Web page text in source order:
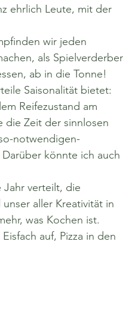
ehrlich Leute, mit der
wir jeden
als Spielverderber
ab in die Tonne!
Saisonalität bietet:
Reifezustand am
die Zeit der sinnlosen
notwendigen-
könnte ich auch
Jahr verteilt, die
aller Kreativität in
was Kochen ist.
auf, Pizza in den